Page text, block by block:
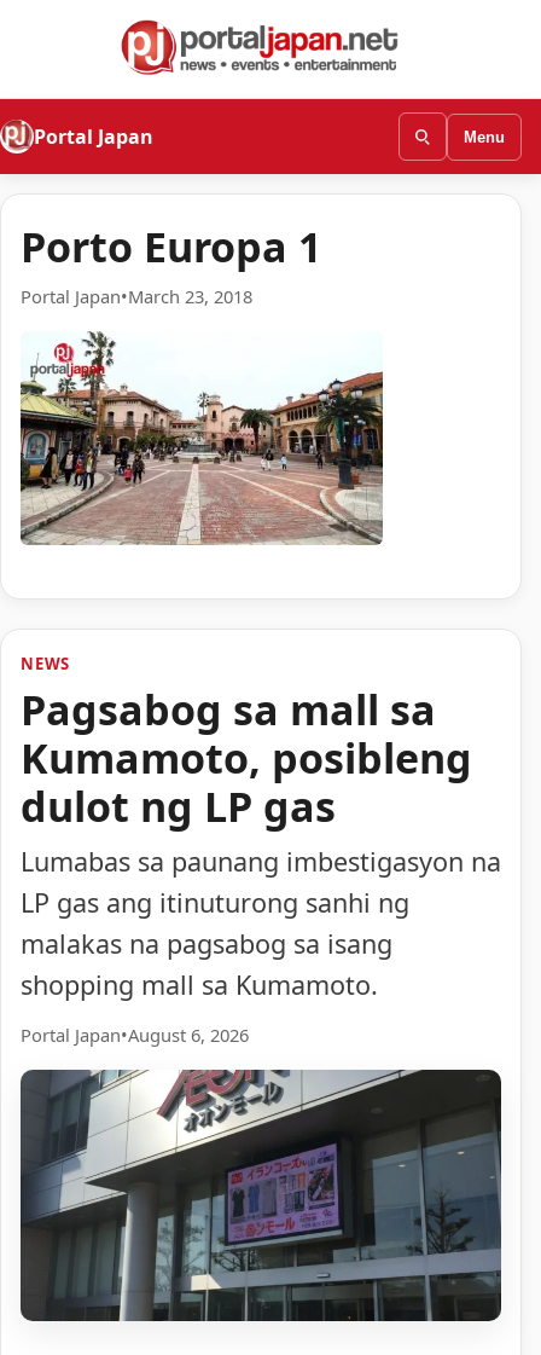
Portal Japan Menu
Porto Europa 1
Portal Japan•March 23, 2018
NEWS
Pagsabog sa mall sa
Kumamoto, posibleng
dulot ng LP gas
Lumabas sa paunang imbestigasyon na
LP gas ang itinuturong sanhi ng
malakas na pagsabog sa isang
shopping mall sa Kumamoto.
Portal Japan•August 6, 2026